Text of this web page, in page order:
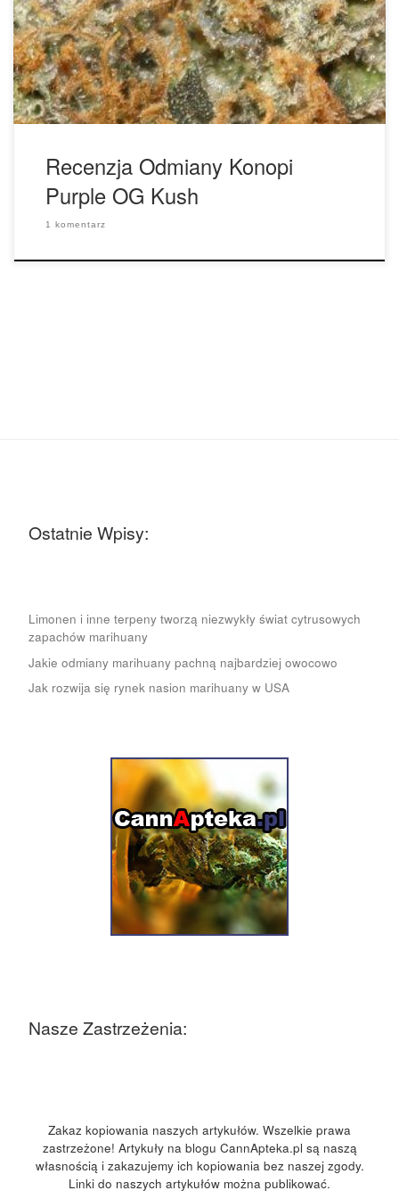
O.G. Kush. W więc pełna charakterystyka nowej odmiany,
która powstała, czyli Purple OG Kush: Ilość THC: 18
procent. Ilość CBD: 0.1 procent. Rodowód: […]
Recenzja Odmiany Konopi
Purple OG Kush
1 komentarz
Ostatnie Wpisy:
Limonen i inne terpeny tworzą niezwykły świat cytrusowych
zapachów marihuany
Jakie odmiany marihuany pachną najbardziej owocowo
Jak rozwija się rynek nasion marihuany w USA
Nasze Zastrzeżenia:
Zakaz kopiowania naszych artykułów. Wszelkie prawa
zastrzeżone! Artykuły na blogu CannApteka.pl są naszą
własnością i zakazujemy ich kopiowania bez naszej zgody.
Linki do naszych artykułów można publikować.